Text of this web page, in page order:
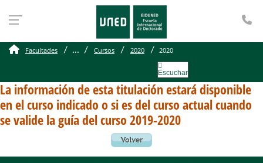
Facultades ... Cursos 2020 2020
Escuchar
La información de esta titulación estará disponible
en el curso indicado o si es del curso actual cuando
se valide la guía del curso 2019-2020